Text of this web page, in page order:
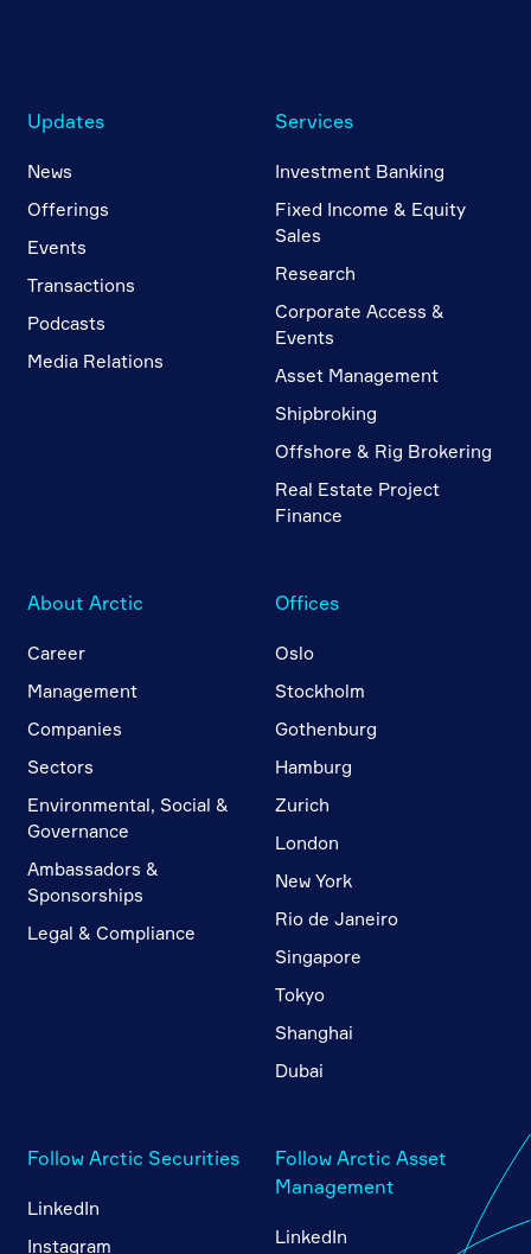
Updates
News
Offerings
Events
Transactions
Podcasts
Media Relations
Services
Investment Banking
Fixed Income & Equity
Sales
Research
Corporate Access &
Events
Asset Management
Shipbroking
Offshore & Rig Brokering
Real Estate Project
Finance
About Arctic
Career
Management
Companies
Sectors
Environmental, Social &
Governance
Ambassadors &
Sponsorships
Legal & Compliance
Offices
Oslo
Stockholm
Gothenburg
Hamburg
Zurich
London
New York
Rio de Janeiro
Singapore
Tokyo
Shanghai
Dubai
Follow Arctic Securities
LinkedIn
Instagram
Follow Arctic Asset
Management
LinkedIn